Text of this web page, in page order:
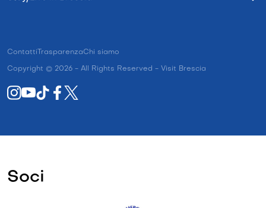
Contatti TrasparenzaChi siamo
Copyright © 2026 - All Rights Reserved - Visit Brescia
Soci